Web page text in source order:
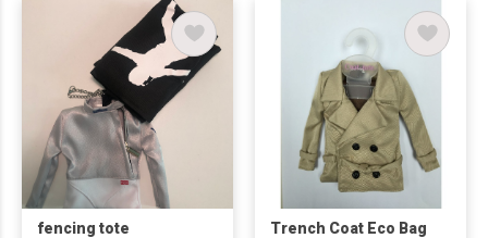
fencing tote Trench Coat Eco Bag